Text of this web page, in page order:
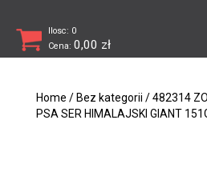
Ilosc: 0
Cena: 0,00 zł
Home / Bez kategorii / 482314
PSA SER HIMALAJSKI GIANT